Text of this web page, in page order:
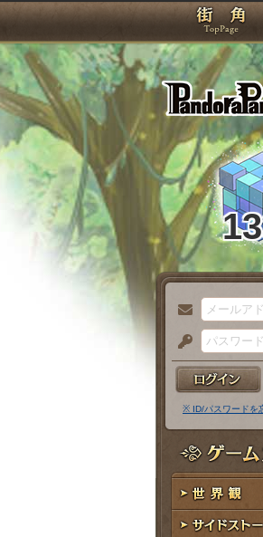
メ
ー
ル
ア
ド
レ
ス
パ
ス
ー
ド
※ ID/パスワードを
ゲームガイド
世界観